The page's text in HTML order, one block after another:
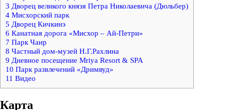
3 Дворец великого князя Петра Николаевича (Дюльбер)
4 Мисхорский парк
5 Дворец Кичкинэ
6 Канатная дорога «Мисхор – Ай-Петри»
7 Парк Чаир
8 Частный дом-музей Н.Г.Рахлина
9 Дневное посещение Mriya Resort & SPA
10 Парк развлечений «Дримвуд»
11 Видео
Карта